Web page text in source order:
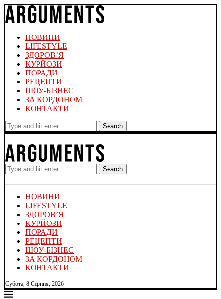
НОВИНИ
LIFESTYLE
ЗДОРОВ’Я
КУРЙОЗИ
ПОРАДИ
РЕЦЕПТИ
ШОУ-БІЗНЕС
ЗА КОРДОНОМ
КОНТАКТИ
Search
Search
НОВИНИ
LIFESTYLE
ЗДОРОВ’Я
КУРЙОЗИ
ПОРАДИ
РЕЦЕПТИ
ШОУ-БІЗНЕС
ЗА КОРДОНОМ
КОНТАКТИ
Субота, 8 Серпня, 2026